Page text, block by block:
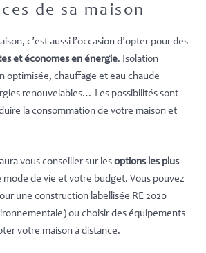
de sa maison
c’est aussi l’occasion d’opter pour des
et économes en énergie. Isolation
optimisée, chauffage et eau chaude
renouvelables… Les possibilités sont
la consommation de votre maison et
vous conseiller sur les options les plus
de vie et votre budget. Vous pouvez
une construction labellisée RE 2020
ou choisir des équipements
votre maison à distance.